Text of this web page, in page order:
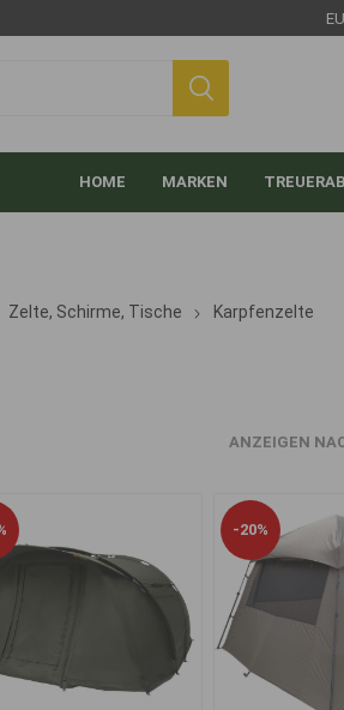
HOME MARKEN
Zelte, Schirme, Tische Karpfenzelte
ANZEIGEN
-20%